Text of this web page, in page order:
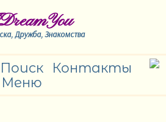
Дружба, Знакомства
Поиск
Контакты
Меню